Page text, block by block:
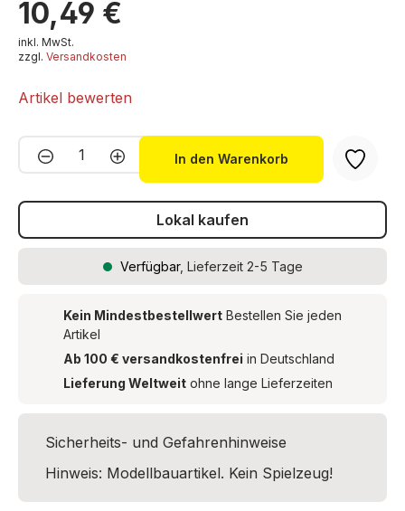
10,49 €
inkl. MwSt.
zzgl. Versandkosten
Artikel bewerten
Produkt Anzahl: Gib den
In den Warenkorb
Lokal kaufen
Verfügbar, Lieferzeit 2-5 Tage
Kein Mindestbestellwert Bestellen Sie jeden
Artikel
Ab 100 € versandkostenfrei in Deutschland
Lieferung Weltweit ohne lange Lieferzeiten
Sicherheits- und Gefahrenhinweise
Hinweis: Modellbauartikel. Kein Spielzeug!